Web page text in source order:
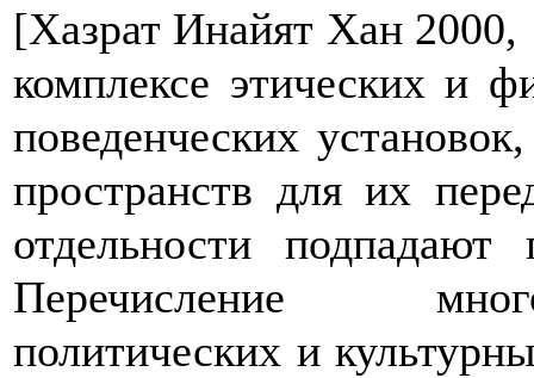
[Хазрат Инайят Хан
комплексе этических и
поведенческих
пространств для их
отдельности
Перечисление
политических и